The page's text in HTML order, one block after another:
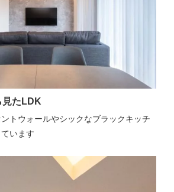
見たLDK
トウォールやシックなブラックキッチ
います